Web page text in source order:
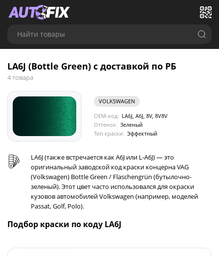
Найти товары
LA6J (Bottle Green) с доставкой по РБ
4 товара
VOLKSWAGEN
OEM-код: LA6J, A6J, 8V, 8V8V
Оттенок: Зеленый
Тип краски: Эффектный
LA6J (также встречается как A6J или L-A6J) — это
оригинальный заводской код краски концерна VAG
(Volkswagen) Bottle Green / Flaschengrün (бутылочно-
зеленый). Этот цвет часто использовался для окраски
кузовов автомобилей Volkswagen (например, моделей
Passat, Golf, Polo).
Подбор краски по коду LA6J